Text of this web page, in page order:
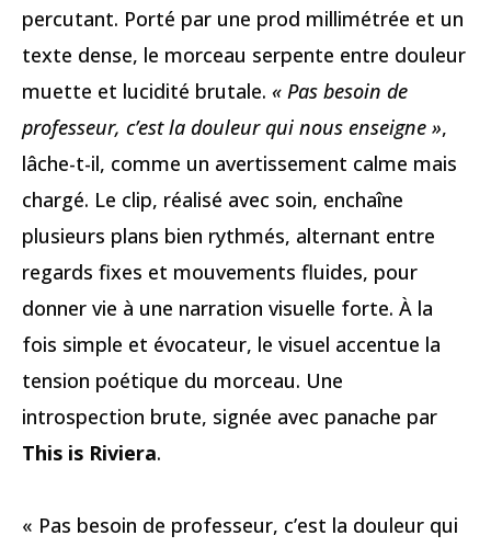
percutant. Porté par une prod millimétrée et un
texte dense, le morceau serpente entre douleur
muette et lucidité brutale. « Pas besoin de
professeur, c’est la douleur qui nous enseigne »,
lâche-t-il, comme un avertissement calme mais
chargé. Le clip, réalisé avec soin, enchaîne
plusieurs plans bien rythmés, alternant entre
regards fixes et mouvements fluides, pour
donner vie à une narration visuelle forte. À la
fois simple et évocateur, le visuel accentue la
tension poétique du morceau. Une
introspection brute, signée avec panache par
This is Riviera.
« Pas besoin de professeur, c’est la douleur qui